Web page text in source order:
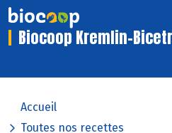
Biocoop Kremlin-
Accueil
Toutes nos recettes